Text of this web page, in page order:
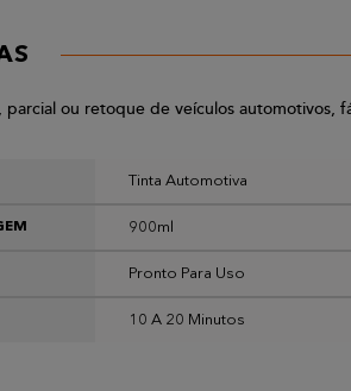
ou retoque de veículos automotivos,
Tinta Automotiva
900ml
Pronto Para Uso
10 A 20 Minutos